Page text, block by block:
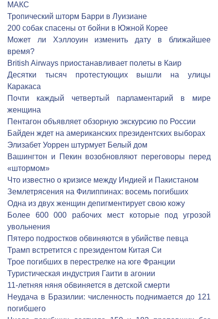
МАКС
Тропический шторм Барри в Луизиане
200 собак спасены от бойни в Южной Корее
Может ли Хэллоуин изменить дату в ближайшее
время?
British Airways приостанавливает полеты в Каир
Десятки тысяч протестующих вышли на улицы
Каракаса
Почти каждый четвертый парламентарий в мире
женщина
Пентагон объявляет обзорную экскурсию по России
Байден ждет на американских президентских выборах
Элизабет Уоррен штурмует Белый дом
Вашингтон и Пекин возобновляют переговоры перед
«штормом»
Что известно о кризисе между Индией и Пакистаном
Землетрясения на Филиппинах: восемь погибших
Одна из двух женщин депигментирует свою кожу
Более 600 000 рабочих мест которые под угрозой
увольнения
Пятеро подростков обвиняются в убийстве певца
Трамп встретится с президентом Китая Си
Трое погибших в перестрелке на юге Франции
Туристическая индустрия Гаити в агонии
11-летняя няня обвиняется в детской смерти
Неудача в Бразилии: численность поднимается до 121
погибшего